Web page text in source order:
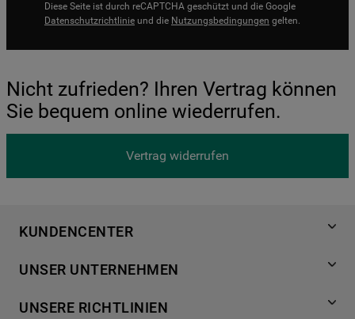
Diese Seite ist durch reCAPTCHA geschützt und die Google
Datenschutzrichtlinie und die Nutzungsbedingungen gelten.
Nicht zufrieden? Ihren Vertrag können
Sie bequem online wiederrufen.
Vertrag widerrufen
KUNDENCENTER
Händlersuche
Häufige Fragen
UNSER UNTERNEHMEN
Für Händler
UNSERE RICHTLINIEN